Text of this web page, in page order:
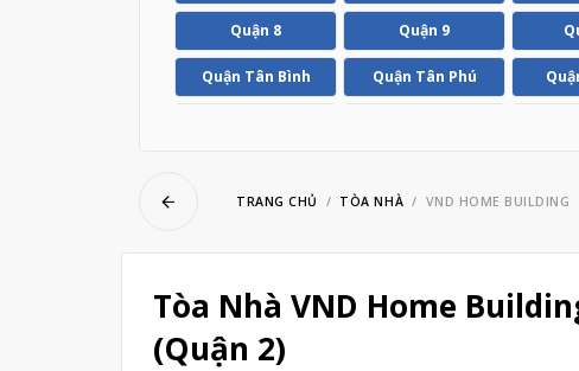
Quận 8 Quận 9
Quận Tân Bình Quận Tân Phú
TRANG CHỦ TÒA NHÀ VND HOME BUILDING
Tòa Nhà VND Home
(Quận 2)